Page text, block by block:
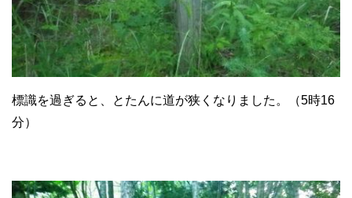
標識を過ぎると、とたんに道が狭くなりました。（5時16
分）